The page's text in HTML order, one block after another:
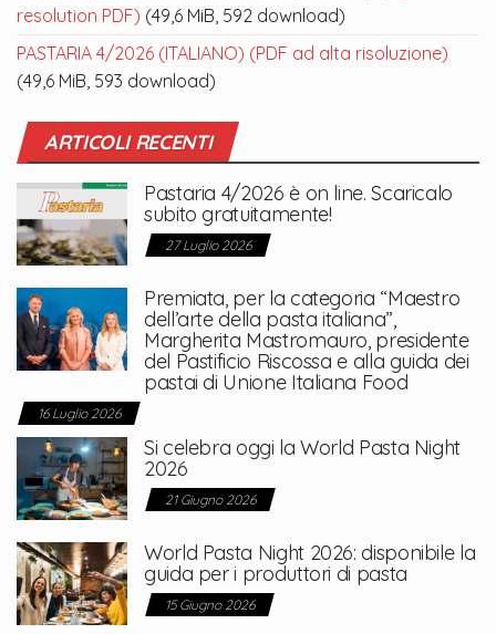
resolution PDF) (49,6 MiB, 592 download)
PASTARIA 4/2026 (ITALIANO) (PDF ad alta risoluzione)
(49,6 MiB, 593 download)
ARTICOLI RECENTI
Pastaria 4/2026 è on line. Scaricalo
subito gratuitamente!
27 Luglio 2026
Premiata, per la categoria “Maestro
dell’arte della pasta italiana”,
Margherita Mastromauro, presidente
del Pastificio Riscossa e alla guida dei
pastai di Unione Italiana Food
16 Luglio 2026
Si celebra oggi la World Pasta Night
2026
21 Giugno 2026
World Pasta Night 2026: disponibile la
guida per i produttori di pasta
15 Giugno 2026